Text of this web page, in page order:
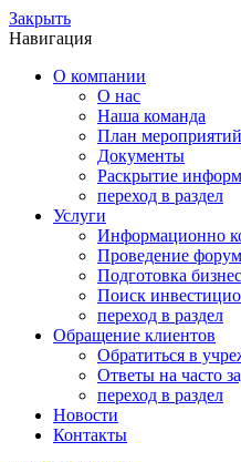
Закрыть
Навигация
О компании
О нас
Наша команда
План мероприятий
Документы
Раскрытие
переход в раздел
Услуги
Информационно
Проведение
Подготовка
Поиск
переход в раздел
Обращение клиентов
Обратиться в
Ответы на часто
переход в раздел
Новости
Контакты